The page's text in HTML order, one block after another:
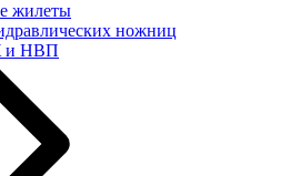
жилеты
ножниц
и НВП